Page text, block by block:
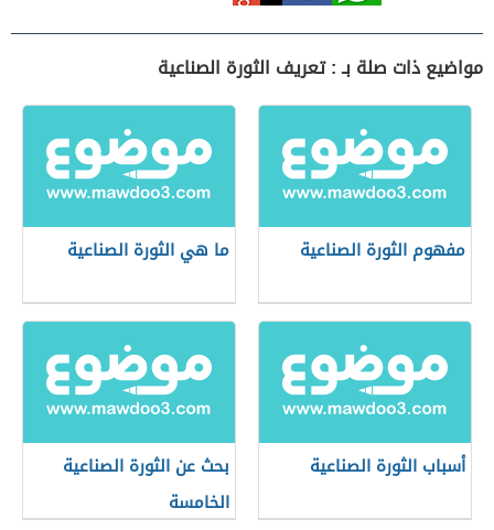
مواضيع ذات صلة بـ : تعريف الثورة الصناعية
مفهوم الثورة الصناعية ما هي الثورة الصناعية
أسباب الثورة الصناعية
بحث عن الثورة الصناعية
الخامسة